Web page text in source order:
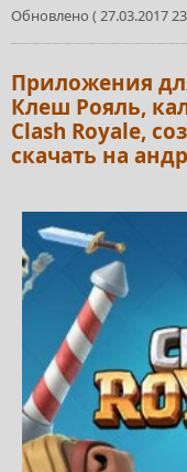
Обновлено ( 27.03.2017
Приложения
Клеш Рояль,
Clash Royale,
скачать на